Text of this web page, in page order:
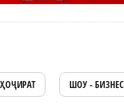
ШОУ - БИЗНЕС